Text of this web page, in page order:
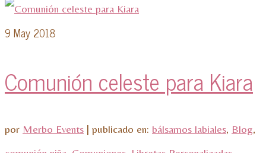
9 May 2018
Comunión celeste para Kiara
por Merbo Events | publicado en: bálsamos labiales, Blog,